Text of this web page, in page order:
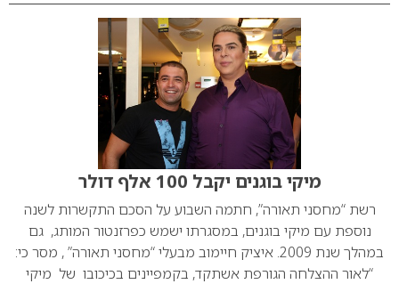
מיקי בוגנים יקבל 100 אלף דולר
רשת “מחסני תאורה”, חתמה השבוע על הסכם התקשרות לשנה
נוספת עם מיקי בוגנים, במסגרתו ישמש כפרזנטור המותג, גם
במהלך שנת 2009. איציק חיימוב מבעלי “מחסני תאורה” , מסר כי:
“לאור ההצלחה הגורפת אשתקד, בקמפיינים בכיכובו של מיקי